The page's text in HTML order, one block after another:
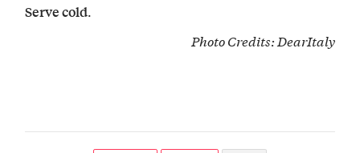
Serve cold.
Photo Credits: DearItaly